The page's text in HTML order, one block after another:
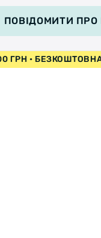
ПОВІДОМИТИ ПРО
2000 ГРН •